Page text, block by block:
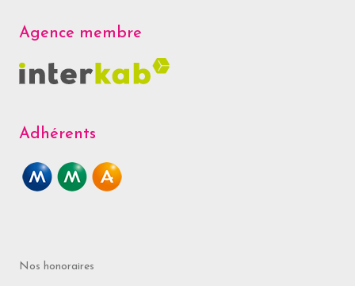
Agence membre
Adhérents
Nos honoraires